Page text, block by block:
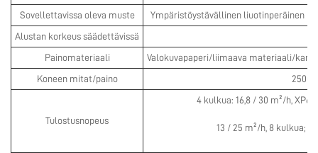
Sovellettavissa oleva muste Ympäristöystävällinen liuotinperäinen
Alustan korkeus säädettävissä
Painomateriaali Valokuvapaperi/liimaava materiaali/
Koneen mitat/paino 2500
Tulostusnopeus
4 kulkua: 16,8 / 30 m²/h,
13 / 25 m²/h, 8 kulkua;